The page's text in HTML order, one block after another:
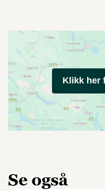
Klikk her
Se også